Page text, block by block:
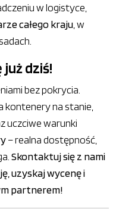
w logistyce,
całego kraju, w
dziś!
bez pokrycia.
kontenery na stanie,
uczciwe warunki
– realna dostępność,
Skontaktuj się z nami
uzyskaj wycenę i
partnerem!